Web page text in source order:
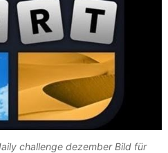
challenge dezember Bild für